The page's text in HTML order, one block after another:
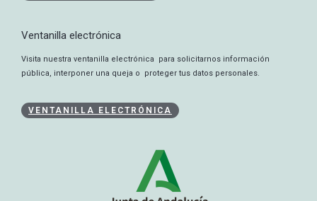
Ventanilla electrónica
Visita nuestra ventanilla electrónica para solicitarnos información
pública, interponer una queja o proteger tus datos personales.
VENTANILLA ELECTRÓNICA